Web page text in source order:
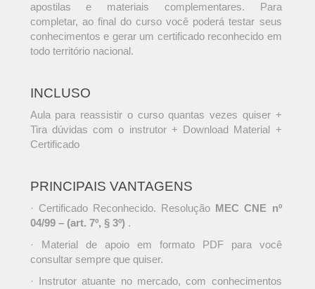
apostilas e materiais complementares. Para
completar, ao final do curso você poderá testar seus
conhecimentos e gerar um certificado reconhecido em
todo território nacional.
INCLUSO
Aula para reassistir o curso quantas vezes quiser +
Tira dúvidas com o instrutor + Download Material +
Certificado
PRINCIPAIS VANTAGENS
· Certificado Reconhecido. Resolução MEC CNE nº
04/99 – (art. 7º, § 3º) .
· Material de apoio em formato PDF para você
consultar sempre que quiser.
· Instrutor atuante no mercado, com conhecimentos